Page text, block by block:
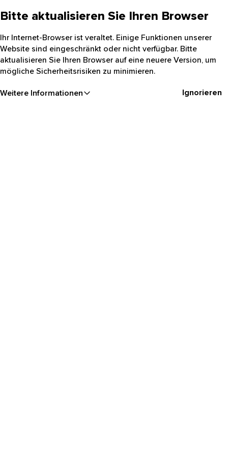
Bitte aktualisieren Sie Ihren Browser
Ihr Internet-Browser ist veraltet. Einige Funktionen unserer
Website sind eingeschränkt oder nicht verfügbar. Bitte
aktualisieren Sie Ihren Browser auf eine neuere Version, um
mögliche Sicherheitsrisiken zu minimieren.
Weitere Informationen Ignorieren